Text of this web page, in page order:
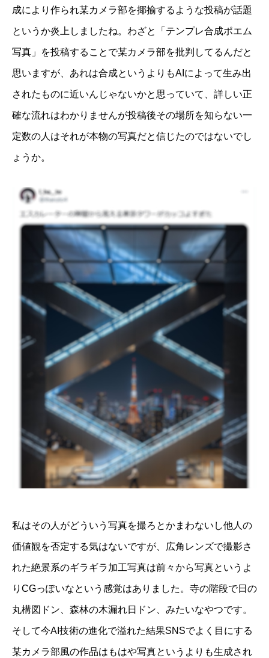
成により作られ某カメラ部を揶揄するような投稿が話題
というか炎上しましたね。わざと「テンプレ合成ポエム
写真」を投稿することで某カメラ部を批判してるんだと
思いますが、あれは合成というよりもAIによって生み出
されたものに近いんじゃないかと思っていて、詳しい正
確な流れはわかりませんが投稿後その場所を知らない一
定数の人はそれが本物の写真だと信じたのではないでし
ょうか。
私はその人がどういう写真を撮ろとかまわないし他人の
価値観を否定する気はないですが、広角レンズで撮影さ
れた絶景系のギラギラ加工写真は前々から写真というよ
りCGっぽいなという感覚はありました。寺の階段で日の
丸構図ドン、森林の木漏れ日ドン、みたいなやつです。
そして今AI技術の進化で溢れた結果SNSでよく目にする
某カメラ部風の作品はもはや写真というよりも生成され